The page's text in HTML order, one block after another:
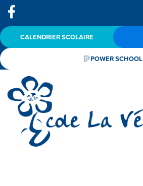
CALENDRIER SCOLAIRE
POWER SCHOOL